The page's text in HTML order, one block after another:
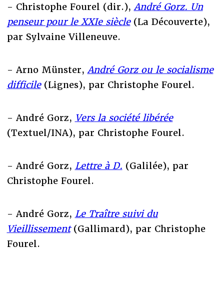
- Christophe Fourel (dir.), André Gorz. Un
penseur pour le XXIe siècle(La Découverte),
par Sylvaine Villeneuve.
- Arno Münster, André Gorz ou le socialisme
difficile(Lignes), par Christophe Fourel.
- André Gorz, Vers la société libérée
(Textuel/INA), par Christophe Fourel.
- André Gorz, Lettre à D. (Galilée), par
Christophe Fourel.
- André Gorz, Le Traître suivi du
Vieillissement(Gallimard), par Christophe
Fourel.